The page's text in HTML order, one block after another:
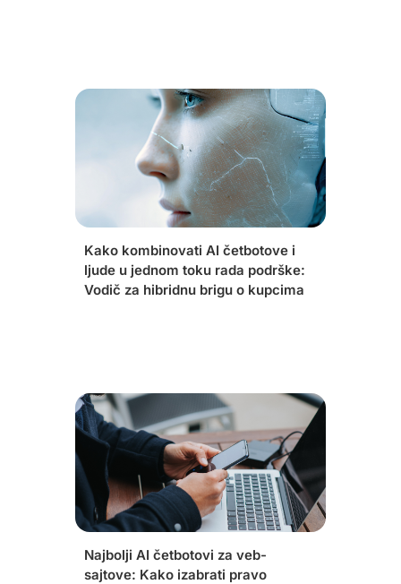
Kako kombinovati AI četbotove i
ljude u jednom toku rada podrške:
Vodič za hibridnu brigu o kupcima
Najbolji AI četbotovi za veb-
sajtove: Kako izabrati pravo